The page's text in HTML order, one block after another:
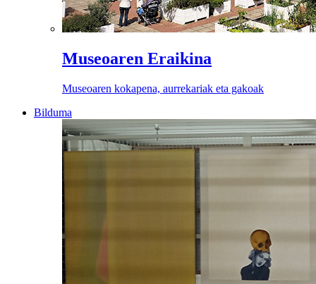
Museoaren Eraikina
Museoaren kokapena, aurrekariak eta gakoak
Bilduma